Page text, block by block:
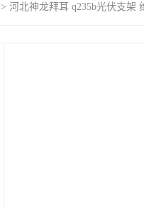
> 河北神龙拜耳 q235b光伏支架